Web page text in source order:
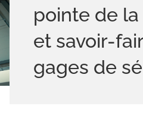
pointe de
et savoir-
gages de